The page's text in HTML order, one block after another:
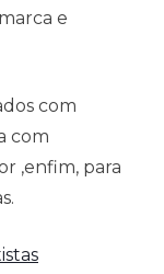
e
com
com
,enfim, para